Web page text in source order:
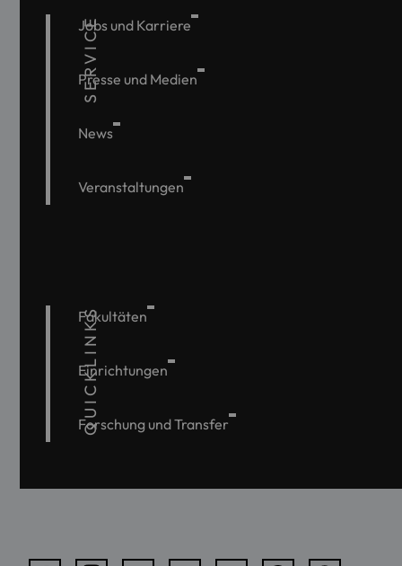
SERVICE
Jobs und Karriere
Presse und Medien
News
Veranstaltungen
QUICKLINKS
Fakultäten
Einrichtungen
Forschung und Transfer